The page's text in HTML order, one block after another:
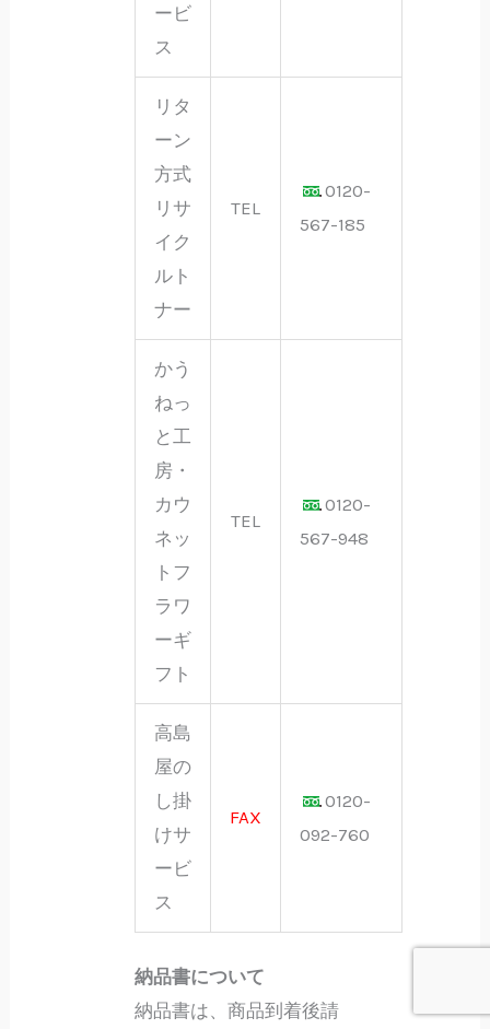
ービ
ス
リタ
ーン
方式
リサ
イク
ルト
ナー
TEL
0120-
567-185
かう
ねっ
と工
房・
カウ
ネッ
トフ
ラワ
ーギ
フト
TEL
0120-
567-948
高島
屋の
し掛
けサ
ービ
ス
FAX
0120-
092-760
納品書について
納品書は、商品到着後請